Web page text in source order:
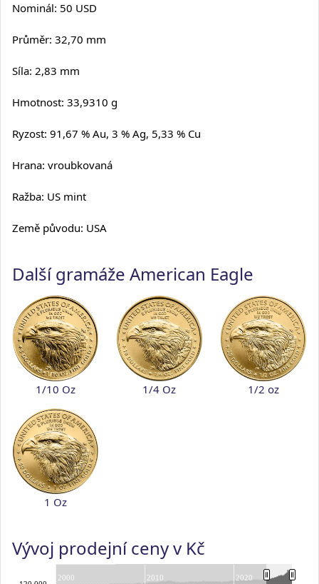
Nominál: 50 USD
Průměr: 32,70 mm
Síla: 2,83 mm
Hmotnost: 33,9310 g
Ryzost: 91,67 % Au, 3 % Ag, 5,33 % Cu
Hrana: vroubkovaná
Ražba: US mint
Země původu: USA
Další gramáže American Eagle
1/10 Oz 1/4 Oz 1/2 oz
1 Oz
Vývoj prodejní ceny v Kč